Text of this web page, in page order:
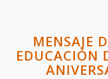
MENSAJE
EDUCACIÓN